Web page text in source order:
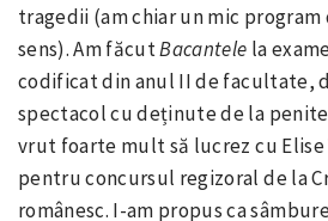
tragedii (am chiar un mic
sens). Am făcutBacantele la
codificat din anul II de facultate,
spectacol cu deținute de la
vrut foarte mult să lucrez cu Elise
pentru concursul regizoral de la
românesc. I-am propus ca